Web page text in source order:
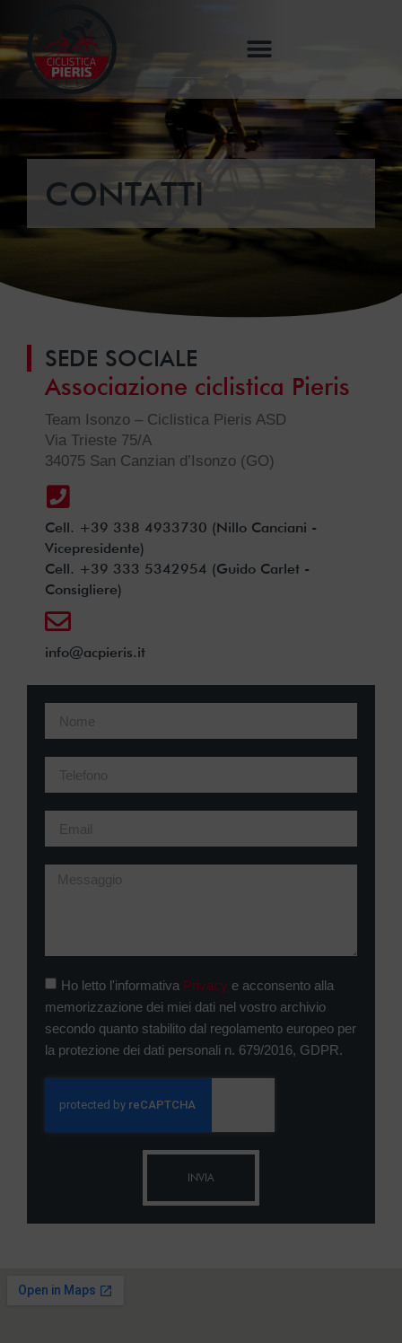
CONTATTI
SEDE SOCIALE
Associazione ciclistica Pieris
Team Isonzo – Ciclistica Pieris ASD
Via Trieste 75/A
34075 San Canzian d’Isonzo (GO)
Cell. +39 338 4933730 (Nillo Canciani -
Vicepresidente)
Cell. +39 333 5342954 (Guido Carlet -
Consigliere)
info@acpieris.it
Ho letto l'informativa Privacy e acconsento alla
memorizzazione dei miei dati nel vostro archivio
secondo quanto stabilito dal regolamento europeo per
la protezione dei dati personali n. 679/2016, GDPR.
INVIA